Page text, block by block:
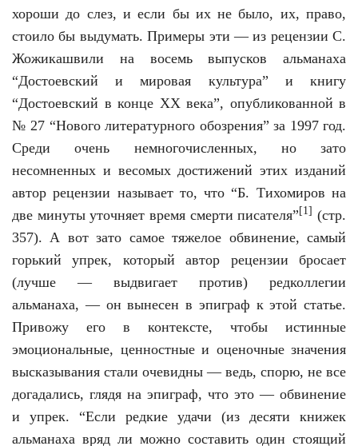
хороши до слез, и если бы их не было, их, право,
стоило бы выдумать. Примеры эти — из рецензии С.
Жожикашвили на восемь выпусков альманаха
“Достоевский и мировая культура” и книгу
“Достоевский в конце ХХ века”, опубликованной в
№ 27 “Нового литературного обозрения” за 1997 год.
Среди очень немногочисленных, но зато
несомненных и весомых достижений этих изданий
автор рецензии называет то, что “Б. Тихомиров на
две минуты уточняет время смерти писателя” [1] (стр.
357). А вот зато самое тяжелое обвинение, самый
горький упрек, который автор рецензии бросает
(лучше — выдвигает против) редколлегии
альманаха, — он вынесен в эпиграф к этой статье.
Привожу его в контексте, чтобы истинные
эмоциональные, ценностные и оценочные значения
высказывания стали очевидны — ведь, спорю, не все
догадались, глядя на эпиграф, что это — обвинение
и упрек. “Если редкие удачи (из десяти книжек
альманаха вряд ли можно составить один стоящий